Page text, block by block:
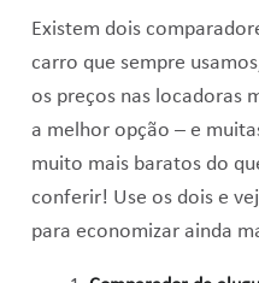
Existem dois
carro que sempre
os preços nas locadoras
a melhor opção – e
muito mais baratos do
conferir! Use os dois e
para economizar ainda